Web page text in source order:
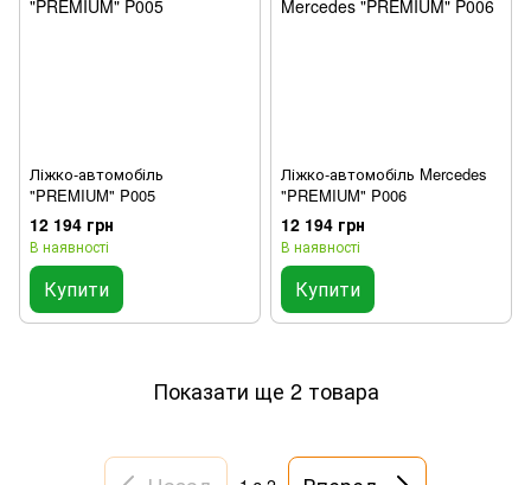
Ліжко-автомобіль
"PREMIUM" P005
12 194 грн
В наявності
Купити
Ліжко-автомобіль Mercedes
"PREMIUM" P006
12 194 грн
В наявності
Купити
Показати ще 2 товара